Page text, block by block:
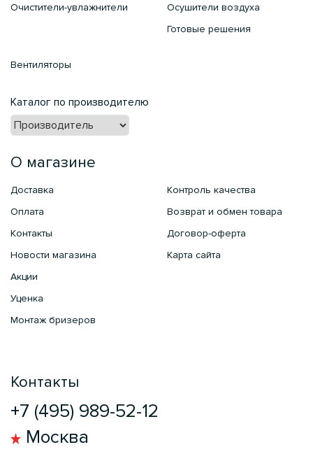
Очистители-увлажнители
Осушители воздуха
Готовые решения
Вентиляторы
Каталог по производителю
О магазине
Доставка
Оплата
Контакты
Новости магазина
Акции
Уценка
Монтаж бризеров
Контроль качества
Возврат и обмен товара
Договор-оферта
Карта сайта
Контакты
+7 (495) 989-52-12
Москва